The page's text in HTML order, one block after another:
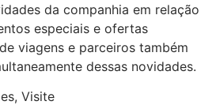
da companhia em relação
especiais e ofertas
viagens e parceiros também
dessas novidades.
Visite